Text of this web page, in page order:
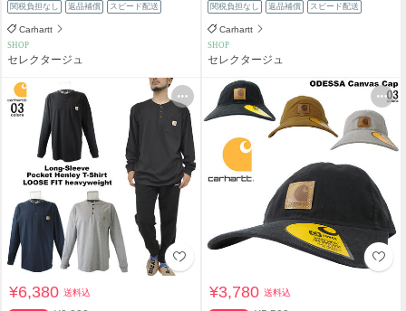
関税負担なし 返品補償 スピード配送
Carhartt
SHOP
セレクタージュ
関税負担なし 返品補償 スピード配送
Carhartt
SHOP
セレクタージュ
¥6,380送料込 ¥3,780送料込